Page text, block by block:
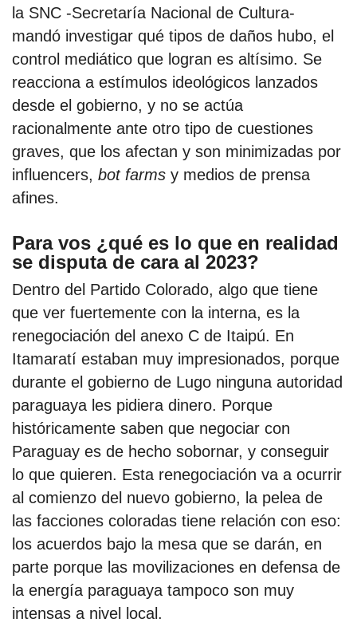
la SNC -Secretaría Nacional de Cultura-
mandó investigar qué tipos de daños hubo, el
control mediático que logran es altísimo. Se
reacciona a estímulos ideológicos lanzados
desde el gobierno, y no se actúa
racionalmente ante otro tipo de cuestiones
graves, que los afectan y son minimizadas por
influencers, bot farms y medios de prensa
afines.
Para vos ¿qué es lo que en realidad
se disputa de cara al 2023?
Dentro del Partido Colorado, algo que tiene
que ver fuertemente con la interna, es la
renegociación del anexo C de Itaipú. En
Itamaratí estaban muy impresionados, porque
durante el gobierno de Lugo ninguna autoridad
paraguaya les pidiera dinero. Porque
históricamente saben que negociar con
Paraguay es de hecho sobornar, y conseguir
lo que quieren. Esta renegociación va a ocurrir
al comienzo del nuevo gobierno, la pelea de
las facciones coloradas tiene relación con eso:
los acuerdos bajo la mesa que se darán, en
parte porque las movilizaciones en defensa de
la energía paraguaya tampoco son muy
intensas a nivel local.